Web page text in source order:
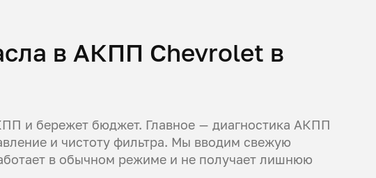
в АКПП Chevrolet в
и бережет бюджет. Главное — диагностика АКПП
и чистоту фильтра. Мы вводим свежую
в обычном режиме и не получает лишнюю